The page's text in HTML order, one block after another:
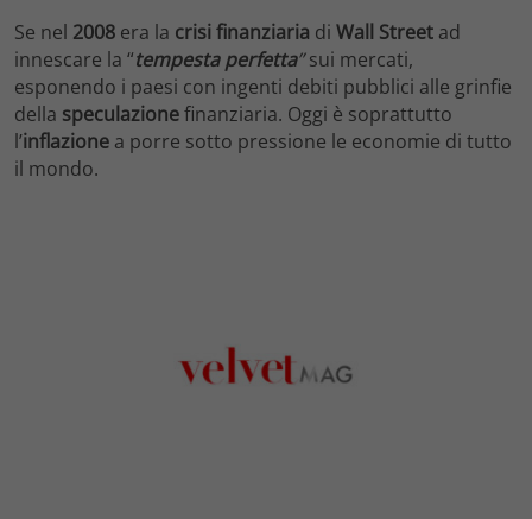
Se nel 2008 era la crisifinanziaria di Wall Street ad
innescare la “tempesta perfetta”sui mercati,
esponendo i paesi con ingenti debiti pubblici alle grinfie
della speculazionefinanziaria. Oggi è soprattutto
l’inflazione a porre sotto pressione le economie di tutto
il mondo.